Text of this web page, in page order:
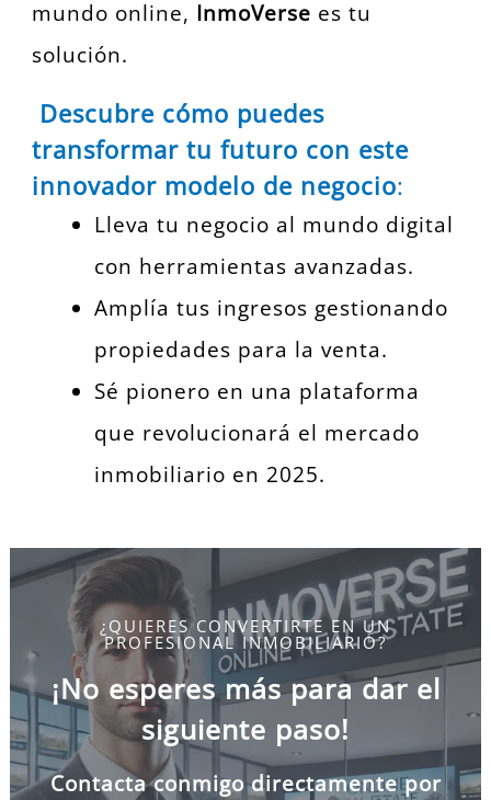
mundo online, InmoVerse es tu
solución.
Descubre cómo puedes
transformar tu futuro con este
innovador modelo de negocio:
Lleva tu negocio al mundo digital
con herramientas avanzadas.
Amplía tus ingresos gestionando
propiedades para la venta.
Sé pionero en una plataforma
que revolucionará el mercado
inmobiliario en 2025.
¿QUIERES CONVERTIRTE EN UN
PROFESIONAL INMOBILIARIO?
¡No esperes más para dar el
siguiente paso!
Contacta conmigo directamente por